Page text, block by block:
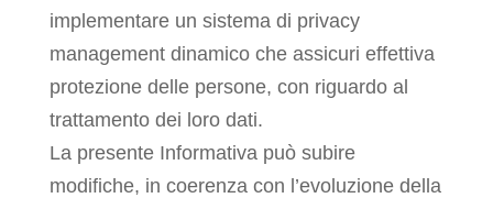
implementare un sistema di privacy
management dinamico che assicuri effettiva
protezione delle persone, con riguardo al
trattamento dei loro dati.
La presente Informativa può subire
modifiche, in coerenza con l’evoluzione della